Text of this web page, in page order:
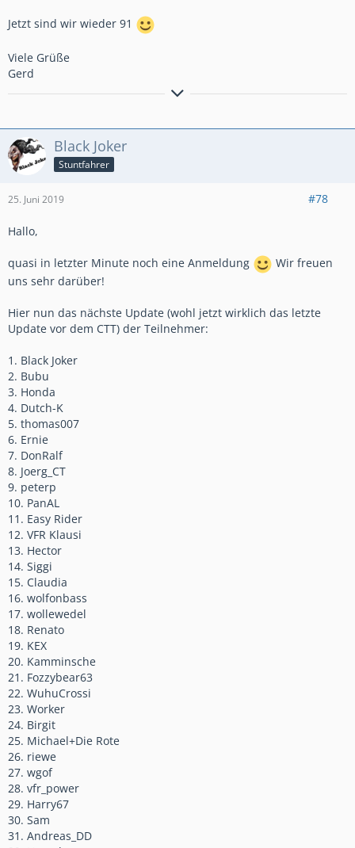
Jetzt sind wir wieder 91
Viele Grüße
Gerd
Bremsen macht die Felge dreckig!!!!!!!!!!!
Anders gesagt: Bremsen ist die Umwandlung hochwertiger
Geschwindigkeit in sinnlose Wärme!
Black Joker
Stuntfahrer
25. Juni 2019 #78
Hallo,
quasi in letzter Minute noch eine Anmeldung
Wir freuen
uns sehr darüber!
Hier nun das nächste Update (wohl jetzt wirklich das letzte
Update vor dem CTT) der Teilnehmer:
1. Black Joker
2. Bubu
3. Honda
4. Dutch-K
5. thomas007
6. Ernie
7. DonRalf
8. Joerg_CT
9. peterp
10. PanAL
11. Easy Rider
12. VFR Klausi
13. Hector
14. Siggi
15. Claudia
16. wolfonbass
17. wollewedel
18. Renato
19. KEX
20. Kamminsche
21. Fozzybear63
22. WuhuCrossi
23. Worker
24. Birgit
25. Michael+Die Rote
26. riewe
27. wgof
28. vfr_power
29. Harry67
30. Sam
31. Andreas_DD